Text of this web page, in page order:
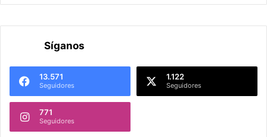
Síganos
13.571
Seguidores
1.122
Seguidores
771
Seguidores